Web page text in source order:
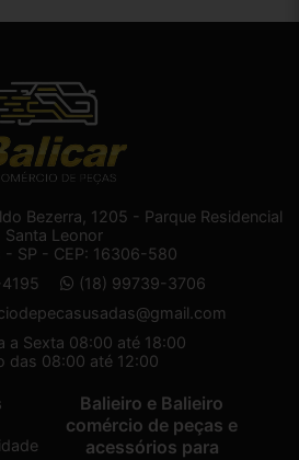
Bezerra, 1205 - Parque Residencial
Santa Leonor
- SP - CEP: 16306-580
(18) 99739-3706
a Sexta 08:00 até 18:00
das 08:00 até 12:00
Balieiro e Balieiro
comércio de peças e
acessórios para